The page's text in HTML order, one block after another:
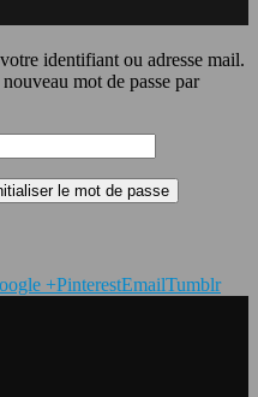
identifiant ou adresse mail.
mot de passe par
le mot de passe
+PinterestEmailTumblr